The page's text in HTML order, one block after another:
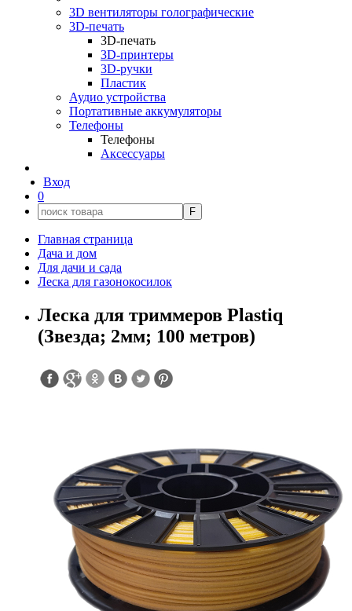
3D вентиляторы голографические
3D-печать
3D-печать
3D-принтеры
3D-ручки
Пластик
Аудио устройства
Портативные аккумуляторы
Телефоны
Телефоны
Аксессуары
Вход
0
F
Главная страница
Дача и дом
Для дачи и сада
Леска для газонокосилок
Леска для триммеров Plastiq
(Звезда; 2мм; 100 метров)